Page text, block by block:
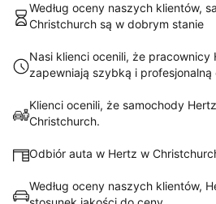
Według oceny naszych klientów,
Christchurch są w dobrym stanie
Nasi klienci ocenili, że pracownicy
zapewniają szybką i profesjonalną
Klienci ocenili, że samochody
Christchurch.
Odbiór auta w Hertz w
Według oceny naszych klientów,